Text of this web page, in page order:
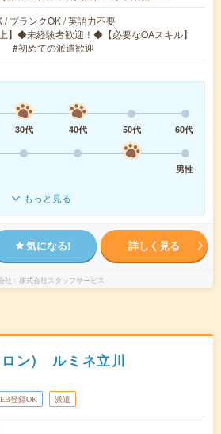
/ ブランクOK / 英語力不要
】◆未経験者歓迎！◆【必要なOAスキル】
#初めての派遣歓迎
30代 40代 50代
60代
男性
もっと見る
気になる! 詳しく見る
社 株式会社スタッフサービス
ン) ルミネ立川
登録OK 派遣